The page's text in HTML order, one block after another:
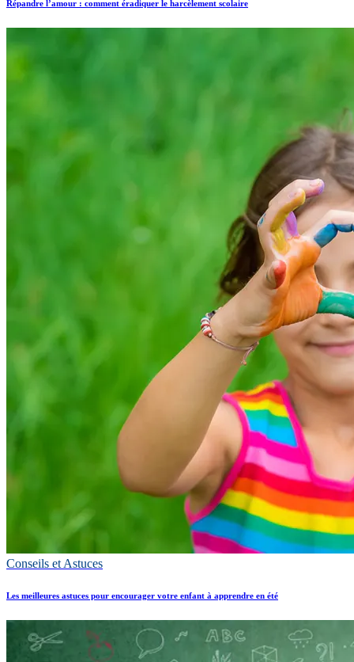
Répandre l’amour : comment éradiquer le harcèlement scolaire
Conseils et Astuces
Les meilleures astuces pour encourager votre enfant à apprendre en été